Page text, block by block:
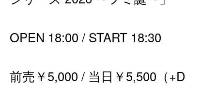
OPEN 18:00 / START 18:30
前売￥5,000 / 当日￥5,500（+D